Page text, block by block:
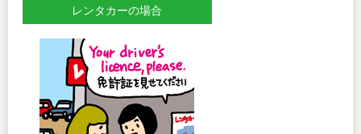
レンタカーの場合